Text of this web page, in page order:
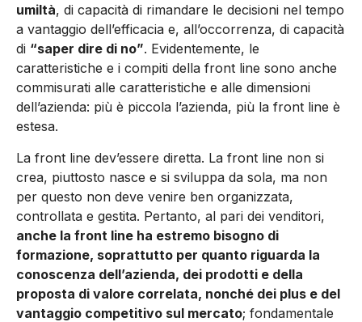
umiltà, di capacità di rimandare le decisioni nel tempo
a vantaggio dell’efficacia e, all’occorrenza, di capacità
di “saper dire di no”. Evidentemente, le
caratteristiche e i compiti della front line sono anche
commisurati alle caratteristiche e alle dimensioni
dell’azienda: più è piccola l’azienda, più la front line è
estesa.
La front line dev’essere diretta. La front line non si
crea, piuttosto nasce e si sviluppa da sola, ma non
per questo non deve venire ben organizzata,
controllata e gestita. Pertanto, al pari dei venditori,
anche la front line ha estremo bisogno di
formazione, soprattutto per quanto riguarda la
conoscenza dell’azienda, dei prodotti e della
proposta di valore correlata, nonché dei plus e del
vantaggio competitivo sul mercato; fondamentale